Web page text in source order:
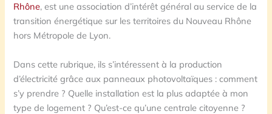
Rhône, est une association d’intérêt général au service de la
transition énergétique sur les territoires du Nouveau Rhône
hors Métropole de Lyon.
Dans cette rubrique, ils s’intéressent à la production
d’électricité grâce aux panneaux photovoltaïques : comment
s’y prendre ? Quelle installation est la plus adaptée à mon
type de logement ? Qu’est-ce qu’une centrale citoyenne ?